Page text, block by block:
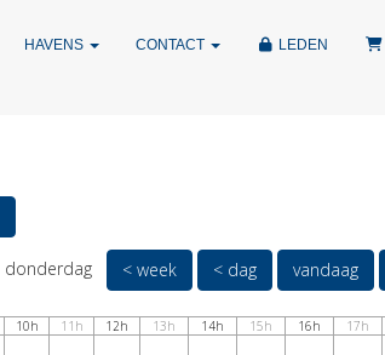
HAVENS CONTACT LEDEN
donderdag < week < dag vandaag
10h 11h 12h 13h 14h 15h 16h 17h